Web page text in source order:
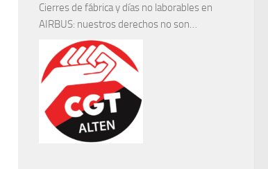
Cierres de fábrica y días no laborables en
AIRBUS: nuestros derechos no son
negociables